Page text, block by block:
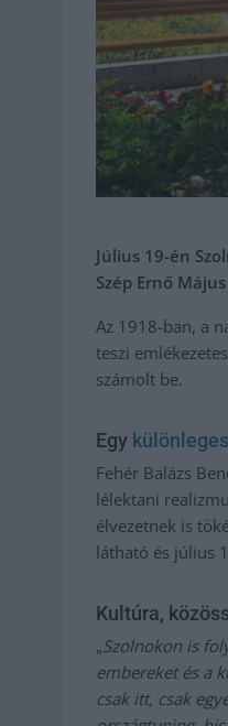
Július 19-én
Szép Ernő
Az 1918-ban, a
teszi
számolt be.
Egy
Fehér Balázs
lélektani
élvezetnek is
látható és július
Kultúra,
„Szolnokon is
embereket és a
csak itt, csak